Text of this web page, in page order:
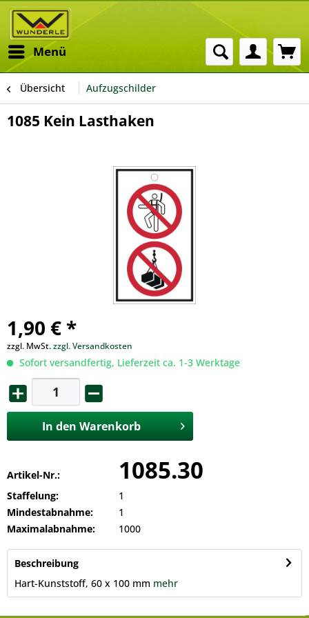
Menü
Übersicht Aufzugschilder
1085 Kein Lasthaken
1,90 € *
zzgl. MwSt.zzgl. Versandkosten
Sofort versandfertig, Lieferzeit ca. 1-3 Werktage
In den Warenkorb
Artikel-Nr.: 1085.30
Staffelung:
1
Mindestabnahme:
1
Maximalabnahme:
1000
Beschreibung
Hart-Kunststoff, 60 x 100 mm mehr